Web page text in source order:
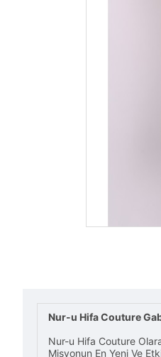
Nur-u Hifa Couture
Nur-u Hifa Couture
Misyonun En Yeni Ve